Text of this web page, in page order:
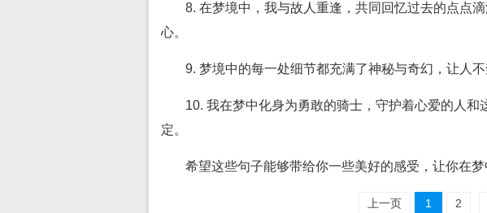
8. 在梦境中，我与故人重逢，共同回忆过去的点点
心。
9. 梦境中的每一处细节都充满了神秘与奇幻，让人不
10. 我在梦中化身为勇敢的骑士，守护着心爱的人
定。
希望这些句子能够带给你一些美好的感受，让你在梦
上一页 1 2